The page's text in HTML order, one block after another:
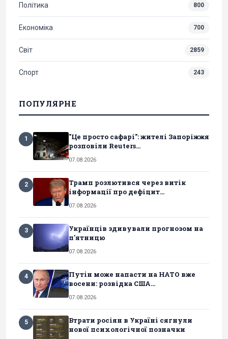
Політика 800
Економіка 700
Світ 2859
Спорт 243
ПОПУЛЯРНЕ
1
"Це просто сафарі": жителі Запоріжжя
розповіли Reuters...
07.08.2026
2
Трамп розлютився через витік
інформації про дефіцит...
07.08.2026
3
Українців здивували прогнозом на
п'ятницю
07.08.2026
4
Путін може напасти на НАТО вже
восени: розвідка США...
07.08.2026
5
Втрати росіян в Україні сягнули
нової психологічної позначки